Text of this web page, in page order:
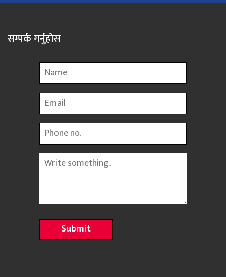
सम्पर्क गर्नुहोस
Name
Email
Phone
Message